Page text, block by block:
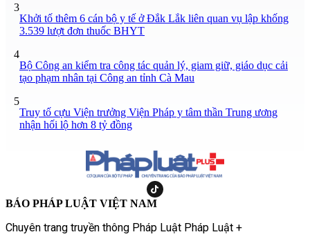
3
Khởi tố thêm 6 cán bộ y tế ở Đắk Lắk liên quan vụ lập khống
3.539 lượt đơn thuốc BHYT
4
Bộ Công an kiểm tra công tác quản lý, giam giữ, giáo dục cải
tạo phạm nhân tại Công an tỉnh Cà Mau
5
Truy tố cựu Viện trưởng Viện Pháp y tâm thần Trung ương
nhận hối lộ hơn 8 tỷ đồng
BÁO PHÁP LUẬT VIỆT NAM
Chuyên trang truyền thông Pháp Luật Pháp Luật +